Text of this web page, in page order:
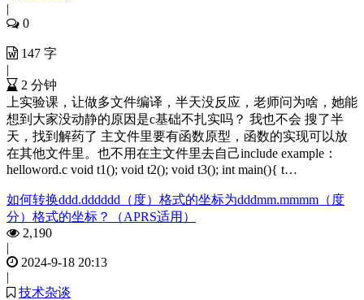
|
0
147 字
|
2 分钟
上实验课，让做多文件编译，半天没反应，老师问为啥，她能
想到大家没动静的原因是c基础不扎实吗？ 我也不会 搜了半
天，找到解药了 主文件里要有函数原型，函数的实现可以放
在其他文件里。也不用在主文件里去自己include example：
helloword.c void t1(); void t2(); void t3(); int main(){ t…
如何转换ddd.dddddd（度）格式的坐标为dddmm.mmmm（度
分）格式的坐标？（APRS适用）
2,190
|
2024-9-18 20:13
|
技术杂谈